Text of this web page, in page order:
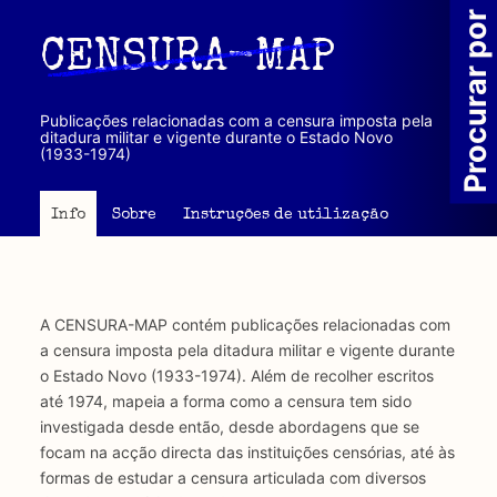
principal
CENSURA-MAP
Publicações relacionadas com a censura imposta pela
ditadura militar e vigente durante o Estado Novo
(1933-1974)
Info Sobre Instruções de utilização
A CENSURA-MAP contém publicações relacionadas com
a censura imposta pela ditadura militar e vigente durante
o Estado Novo (1933-1974). Além de recolher escritos
até 1974, mapeia a forma como a censura tem sido
investigada desde então, desde abordagens que se
focam na acção directa das instituições censórias, até às
formas de estudar a censura articulada com diversos
Procurar por